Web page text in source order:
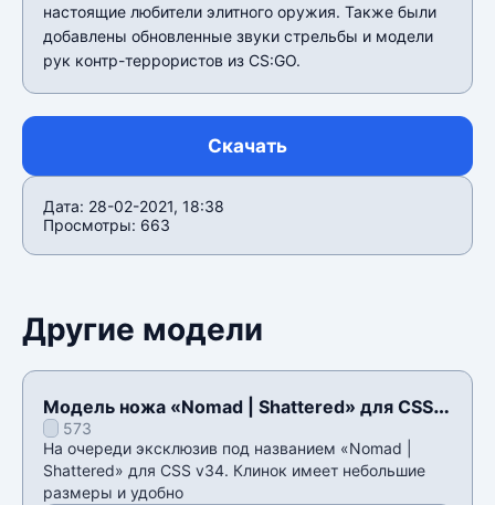
настоящие любители элитного оружия. Также были
добавлены обновленные звуки стрельбы и модели
рук контр-террористов из CS:GO.
Скачать
Дата: 28-02-2021, 18:38
Просмотры: 663
Другие модели
Модель ножа «Nomad | Shattered» для CSS
v34573
На очереди эксклюзив под названием «Nomad |
Shattered» для CSS v34. Клинок имеет небольшие
размеры и удобно